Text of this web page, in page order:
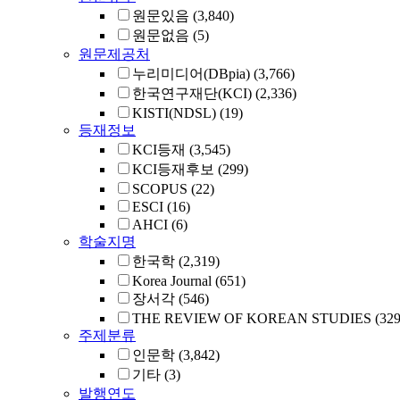
원문있음 (3,840)
원문없음 (5)
원문제공처
누리미디어(DBpia) (3,766)
한국연구재단(KCI) (2,336)
KISTI(NDSL) (19)
등재정보
KCI등재 (3,545)
KCI등재후보 (299)
SCOPUS (22)
ESCI (16)
AHCI (6)
학술지명
한국학 (2,319)
Korea Journal (651)
장서각 (546)
THE REVIEW OF KOREAN STUDIES
주제분류
인문학 (3,842)
기타 (3)
발행연도